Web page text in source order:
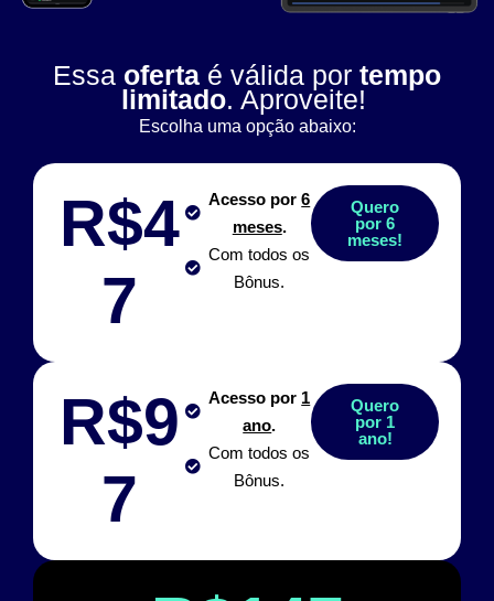
Essa oferta é válida por tempo
limitado. Aproveite!
Escolha uma opção abaixo:
R$4
7
Acesso por6
meses.
Com todos os
Bônus.
Quero
por 6
meses!
R$9
7
Acesso por 1
ano.
Com todos os
Bônus.
Quero
por 1
ano!